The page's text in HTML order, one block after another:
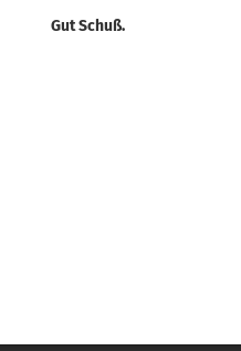
Gut Schuß.